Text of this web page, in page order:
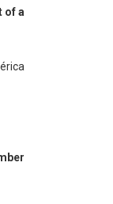
of a